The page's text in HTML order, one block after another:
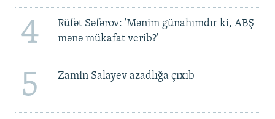
4
Rüfət Səfərov: 'Mənim günahımdır ki, ABŞ
mənə mükafat verib?'
5 Zamin Salayev azadlığa çıxıb